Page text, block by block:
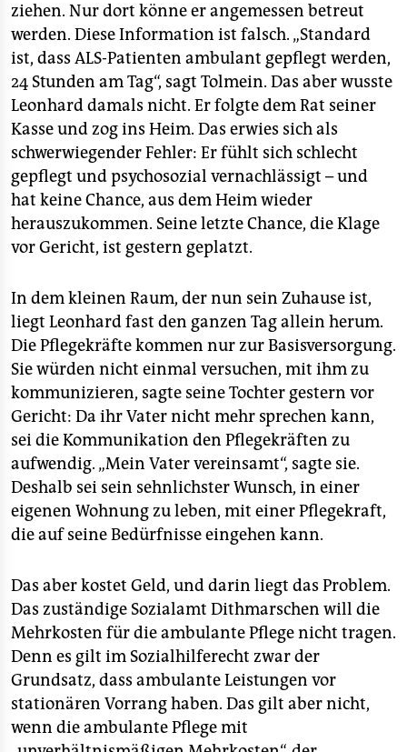
ziehen. Nur dort könne er angemessen betreut
werden. Diese Information ist falsch. „Standard
ist, dass ALS-Patienten ambulant gepflegt werden,
24 Stunden am Tag“, sagt Tolmein. Das aber wusste
Leonhard damals nicht. Er folgte dem Rat seiner
Kasse und zog ins Heim. Das erwies sich als
schwerwiegender Fehler: Er fühlt sich schlecht
gepflegt und psychosozial vernachlässigt – und
hat keine Chance, aus dem Heim wieder
herauszukommen. Seine letzte Chance, die Klage
vor Gericht, ist gestern geplatzt.
In dem kleinen Raum, der nun sein Zuhause ist,
liegt Leonhard fast den ganzen Tag allein herum.
Die Pflegekräfte kommen nur zur Basisversorgung.
Sie würden nicht einmal versuchen, mit ihm zu
kommunizieren, sagte seine Tochter gestern vor
Gericht: Da ihr Vater nicht mehr sprechen kann,
sei die Kommunikation den Pflegekräften zu
aufwendig. „Mein Vater vereinsamt“, sagte sie.
Deshalb sei sein sehnlichster Wunsch, in einer
eigenen Wohnung zu leben, mit einer Pflegekraft,
die auf seine Bedürfnisse eingehen kann.
Das aber kostet Geld, und darin liegt das Problem.
Das zuständige Sozialamt Dithmarschen will die
Mehrkosten für die ambulante Pflege nicht tragen.
Denn es gilt im Sozialhilferecht zwar der
Grundsatz, dass ambulante Leistungen vor
stationären Vorrang haben. Das gilt aber nicht,
wenn die ambulante Pflege mit